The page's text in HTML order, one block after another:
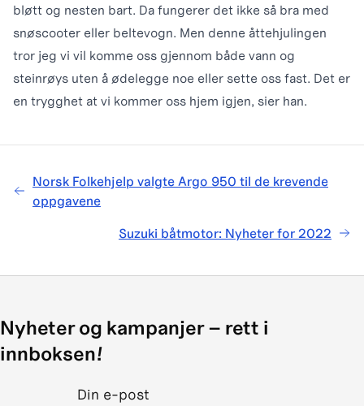
bløtt og nesten bart. Da fungerer det ikke så bra med
snøscooter eller beltevogn. Men denne åttehjulingen
tror jeg vi vil komme oss gjennom både vann og
steinrøys uten å ødelegge noe eller sette oss fast. Det er
en trygghet at vi kommer oss hjem igjen, sier han.
Norsk Folkehjelp valgte Argo 950 til de krevende
oppgavene
Suzuki båtmotor: Nyheter for 2022
Nyheter og kampanjer – rett i
innboksen!
Din e-post